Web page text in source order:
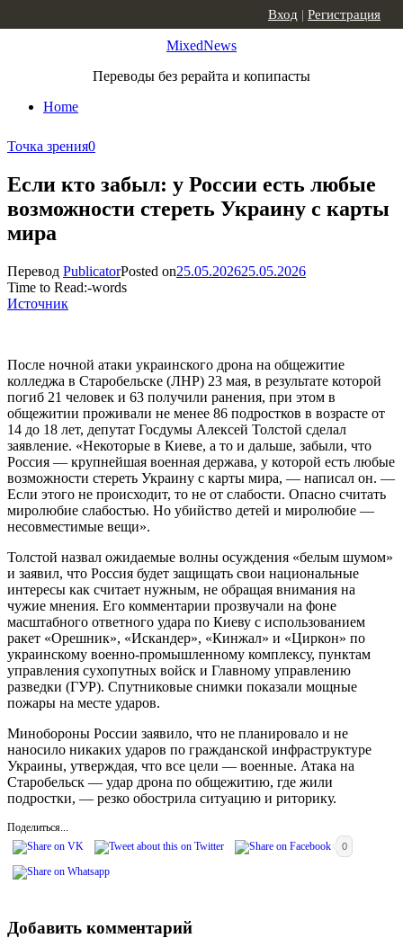
MixedNews
Переводы без рерайта и копипасты
Home
Вход | Регистрация
Точка зрения0
Если кто забыл: у России есть любые
возможности стереть Украину с карты
мира
Перевод PublicatorPosted on25.05.202625.05.2026
Time to Read:-words
Источник
После ночной атаки украинского дрона на общежитие
колледжа в Старобельске (ЛНР) 23 мая, в результате которой
погиб 21 человек и 63 получили ранения, при этом в
общежитии проживали не менее 86 подростков в возрасте от
14 до 18 лет, депутат Госдумы Алексей Толстой сделал
заявление. «Некоторые в Киеве, а то и дальше, забыли, что
Россия — крупнейшая военная держава, у которой есть любые
возможности стереть Украину с карты мира, — написал он. —
Если этого не происходит, то не от слабости. Опасно считать
миролюбие слабостью. Но убийство детей и миролюбие —
несовместимые вещи».
Толстой назвал ожидаемые волны осуждения «белым шумом»
и заявил, что Россия будет защищать свои национальные
интересы как считает нужным, не обращая внимания на
чужие мнения. Его комментарии прозвучали на фоне
масштабного ответного удара по Киеву с использованием
ракет «Орешник», «Искандер», «Кинжал» и «Циркон» по
украинскому военно-промышленному комплексу, пунктам
управления сухопутных войск и Главному управлению
разведки (ГУР). Спутниковые снимки показали мощные
пожары на месте ударов.
Минобороны России заявило, что не планировало и не
наносило никаких ударов по гражданской инфраструктуре
Украины, утверждая, что все цели — военные. Атака на
Старобельск — удар дрона по общежитию, где жили
подростки, — резко обострила ситуацию и риторику.
Поделиться...
0
Добавить комментарий